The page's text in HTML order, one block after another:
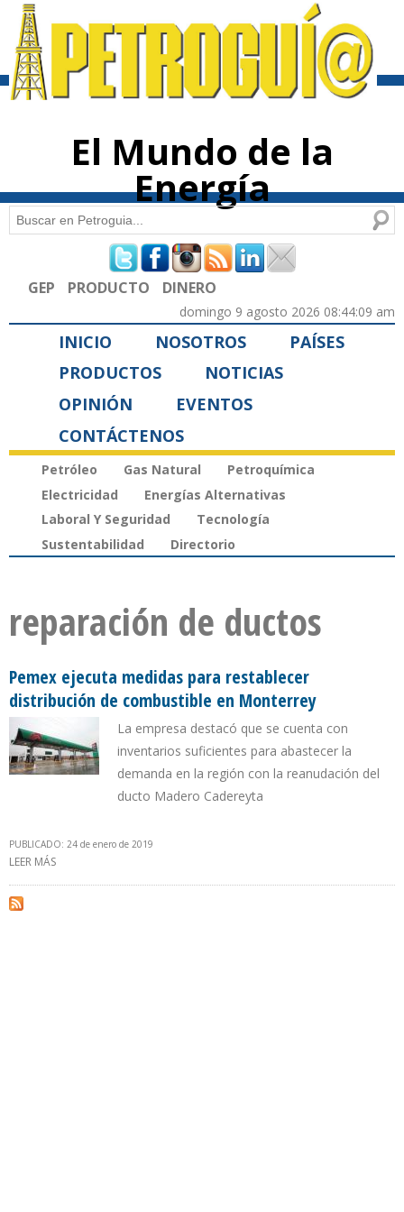
contenido
El Mundo de la
Energía
Formulario de búsqueda
Buscar
GEP PRODUCTO DINERO
domingo 9 agosto 2026 08:44:09 am
INICIO NOSOTROS
PAÍSES
PRODUCTOS
NOTICIAS
OPINIÓN
EVENTOS
CONTÁCTENOS
Petróleo Gas Natural
Petroquímica
Electricidad
Energías Alternativas
Laboral Y Seguridad
Tecnología
Sustentabilidad
Directorio
reparación de ductos
Pemex ejecuta medidas para restablecer
distribución de combustible en Monterrey
La empresa destacó que se cuenta con
inventarios suficientes para abastecer la
demanda en la región con la reanudación del
ducto Madero Cadereyta
PUBLICADO: 24 de enero de 2019
LEER MÁS